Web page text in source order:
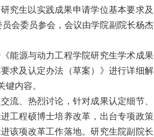
究生以实践成果申请学位基本要求及
会委员参会，会议由学院副院长杨杰
能源与动力工程学院研究生学术成果
求及认定办法（草案）》进行详细解
内容。
流、热烈讨论，针对成果认定细节、
工程硕博士培养改革，出台专项政策
该项改革工作落地。研究生院副院长